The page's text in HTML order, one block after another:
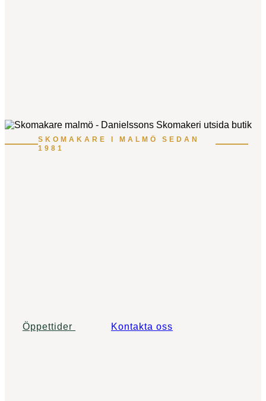
SKOMAKARE I MALMÖ SEDAN
1981
Öppettider Kontakta oss